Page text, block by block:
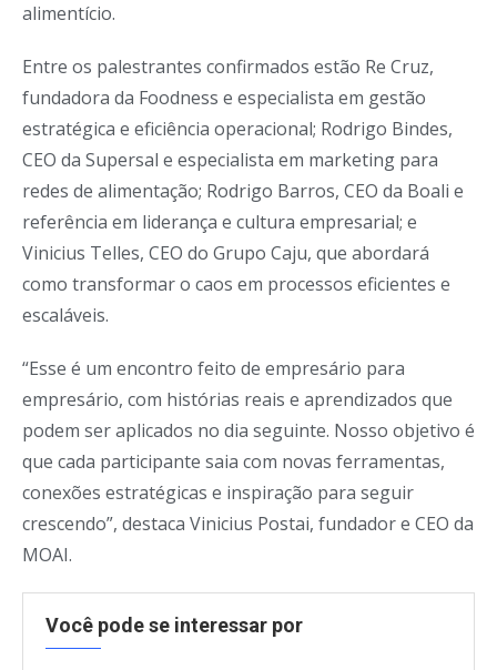
alimentício.
Entre os palestrantes confirmados estão Re Cruz,
fundadora da Foodness e especialista em gestão
estratégica e eficiência operacional; Rodrigo Bindes,
CEO da Supersal e especialista em marketing para
redes de alimentação; Rodrigo Barros, CEO da Boali e
referência em liderança e cultura empresarial; e
Vinicius Telles, CEO do Grupo Caju, que abordará
como transformar o caos em processos eficientes e
escaláveis.
“Esse é um encontro feito de empresário para
empresário, com histórias reais e aprendizados que
podem ser aplicados no dia seguinte. Nosso objetivo é
que cada participante saia com novas ferramentas,
conexões estratégicas e inspiração para seguir
crescendo”, destaca Vinicius Postai, fundador e CEO da
MOAI.
Você pode se interessar por